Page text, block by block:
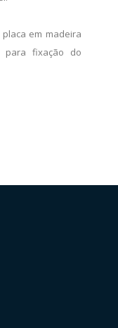
em madeira
para fixação do